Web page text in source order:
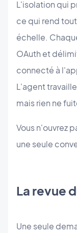
L'isolation qui
ce qui rend
échelle.
OAuth et
connecté à
L'agent travaille
mais rien ne
Vous n'ouvrez
une seule
La revue
Une seule